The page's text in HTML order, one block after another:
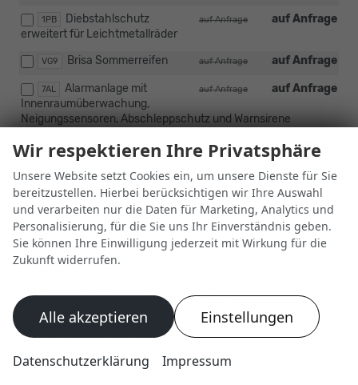
1PB auf Anfrage
auf Anfrage
Diebstahlschutz
erweitert für Leichtmetallräder
VG9 auf Anfrage
auf Anfrage
Brisa Sommerreifen
7AL auf Anfrage
auf Anfrage
Alarmanlage mit
Innenraumüberwachung,
Neigungssensoren, Abschleppschutz und Warnsirene
9V2 auf Anfrage
auf Anfrage
Alarmanlage ohne
Innenraumüberwachung,
Neigungssensoren, Abschleppschutz und Warnsirene
auf Anfrage
auf Anfrage
Drehzahlanhebungsmöglichkeit
1AF auf Anfrage
auf Anfrage
Elektromechanischer
Bremskraftverstärker für
Premium Code P13 oder P71, Verkehrszeichenerkennung Code
QR9
Bremskraftverstärker für
Wir respektieren Ihre Privatsphäre
Unsere Website setzt Cookies ein, um unsere Dienste für Sie
bereitzustellen. Hierbei berücksichtigen wir Ihre Auswahl
und verarbeiten nur die Daten für Marketing, Analytics und
Personalisierung, für die Sie uns Ihr Einverständnis geben.
Sie können Ihre Einwilligung jederzeit mit Wirkung für die
Zukunft widerrufen.
Alle akzeptieren Einstellungen
Datenschutzerklärung Impressum